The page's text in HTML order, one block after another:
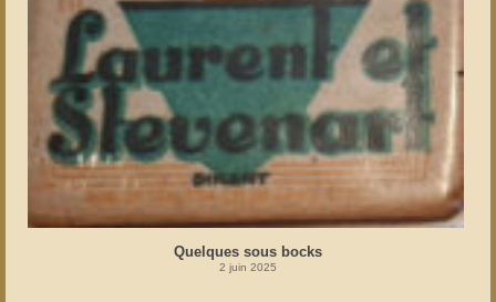
Quelques sous bocks
2 juin 2025